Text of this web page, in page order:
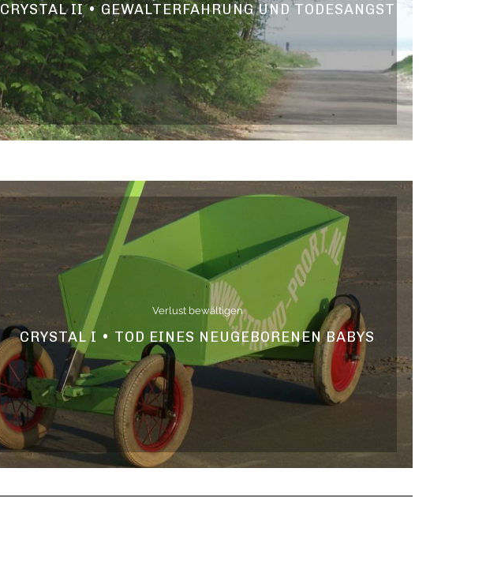
CRYSTAL II • GEWALTERFAHRUNG UND TODESANGST
Verlust bewältigen
CRYSTAL I • TOD EINES NEUGEBORENEN BABYS